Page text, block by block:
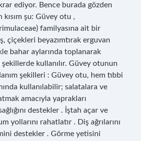
ediyor. Bence burada gözden
kısım şu: Güvey otu ,
familyasına ait bir
çiçekleri beyazımtırak erguvan
bahar aylarında toplanarak
kullanılır. Güvey otunun
şekilleri : Güvey otu, hem tıbbi
kullanılabilir; salatalara ve
amacıyla yaprakları
destekler . İştah açar ve
yollarını rahatlatır . Diş ağrılarını
destekler . Görme yetisini